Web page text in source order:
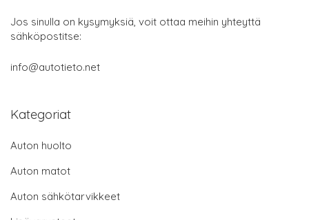
Jos sinulla on kysymyksiä, voit ottaa meihin yhteyttä
sähköpostitse:
info@autotieto.net
Kategoriat
Auton huolto
Auton matot
Auton sähkötarvikkeet